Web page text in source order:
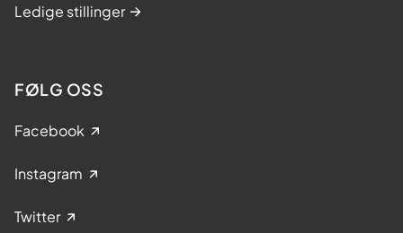
Ledige stillinger
FØLG OSS
Facebook
Instagram
Twitter